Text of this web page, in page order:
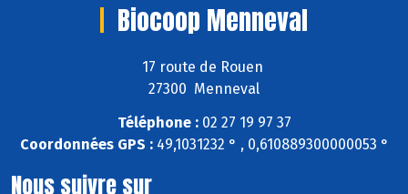
Biocoop Menneval
17 route de Rouen
27300 Menneval
Téléphone :02 27 19 97 37
Coordonnées GPS :49,1031232 ° , 0,610889300000053 °
Nous suivre sur